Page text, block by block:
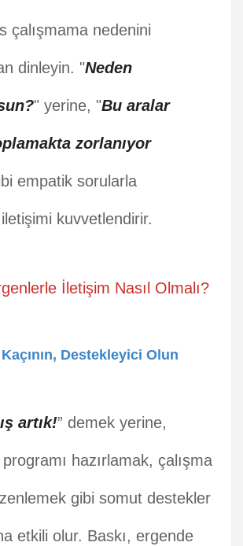
çalışmama nedenini
dinleyin. "Neden
" yerine, "Bu aralar
zorlanıyor
empatik sorularla
kuvvetlendirir.
İletişim Nasıl Olmalı?
Destekleyici Olun
artık!” demek yerine,
hazırlamak, çalışma
gibi somut destekler
etkili olur. Baskı, ergende